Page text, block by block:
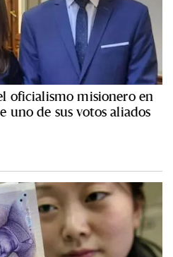
oficialismo misionero en
uno de sus votos aliados